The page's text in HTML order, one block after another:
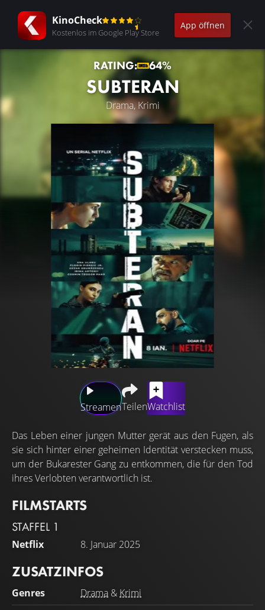
KinoCheck
Kostenlos im Google Play Store
App öffnen
RATING: 64%
SUBTERAN
Drama, Krimi
StreamenTeilenWatchlist
Das Leben einer jungen Mutter gerät aus den Fugen, als
sie sich hinter einer geheimen Identität verstecken muss,
um der Bukarester Gang zu entkommen, die für den Tod
ihres Verlobten verantwortlich ist.
FILMSTARTS
STAFFEL 1
Netflix 8. Januar 2025
ZUSATZINFOS
Genres Drama & Krimi